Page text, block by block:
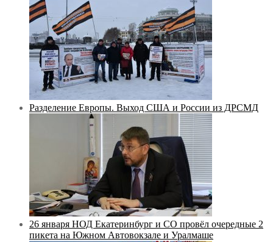
Разделение Европы. Выход США и России из ДРСМД
26 января НОД Екатеринбург и СО провёл очередные 2
пикета на Южном Автовокзале и Уралмаше